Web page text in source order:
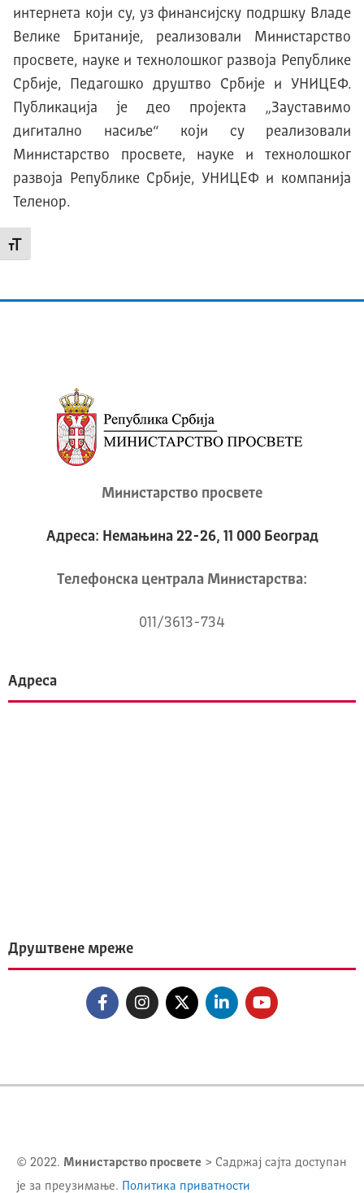
Промени величину слова
интернета који су, уз финансијску подршку Владе
Велике Британије, реализовали Министарство
просвете, науке и технолошког развоја Републике
Србије, Педагошко друштво Србије и УНИЦЕФ.
Публикација је део пројекта „Зауставимо
дигитално насиље“ који су реализовали
Министарство просвете, науке и технолошког
развоја Републике Србије, УНИЦЕФ и компанија
Теленор.
Министарство просвете
Адреса: Немањина 22-26, 11 000 Београд
Телeфонска централа Mинистарства:
011/3613-734
Адреса
Друштвене мреже
© 2022. Министарство просвете > Садржај сајта доступан
је за преузимање. Политика приватности